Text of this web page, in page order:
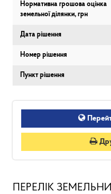
Нормативна грошова оцінка
земельної ділянки, грн
Дата рішення
Номер рішення
Пункт рішення
ПЕРЕЛІК